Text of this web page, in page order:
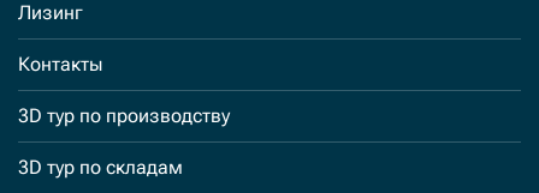
Лизинг
Контакты
3D тур по производству
3D тур по складам